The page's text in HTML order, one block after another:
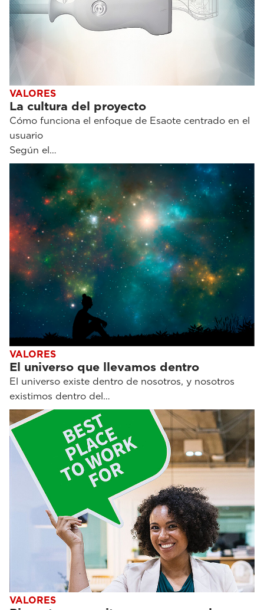
VALORES
La cultura del proyecto
Cómo funciona el enfoque de Esaote centrado en el
usuario
Según el…
VALORES
El universo que llevamos dentro
El universo existe dentro de nosotros, y nosotros
existimos dentro del…
VALORES